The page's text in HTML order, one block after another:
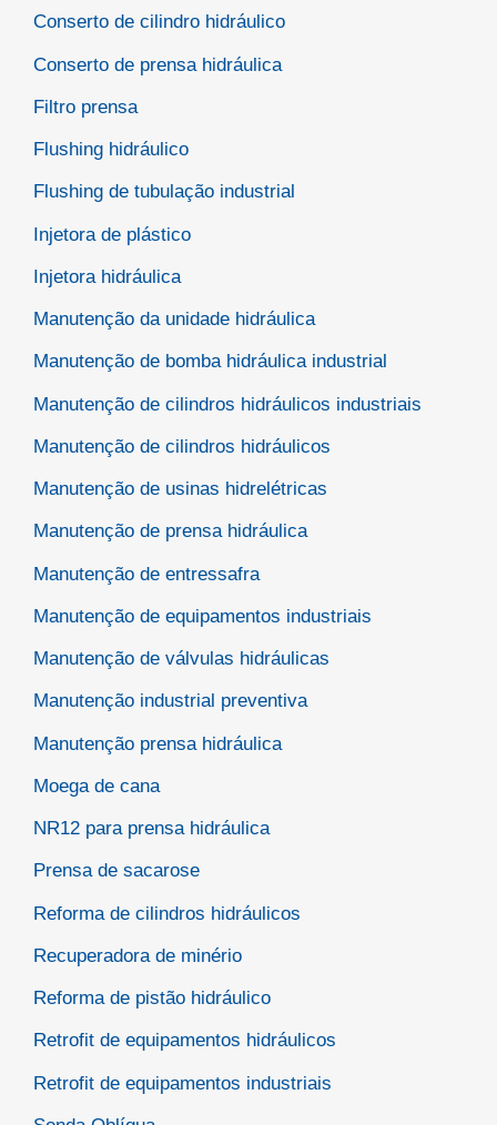
Conserto de cilindro hidráulico
Conserto de prensa hidráulica
Filtro prensa
Flushing hidráulico
Flushing de tubulação industrial
Injetora de plástico
Injetora hidráulica
Manutenção da unidade hidráulica
Manutenção de bomba hidráulica industrial
Manutenção de cilindros hidráulicos industriais
Manutenção de cilindros hidráulicos
Manutenção de usinas hidrelétricas
Manutenção de prensa hidráulica
Manutenção de entressafra
Manutenção de equipamentos industriais
Manutenção de válvulas hidráulicas
Manutenção industrial preventiva
Manutenção prensa hidráulica
Moega de cana
NR12 para prensa hidráulica
Prensa de sacarose
Reforma de cilindros hidráulicos
Recuperadora de minério
Reforma de pistão hidráulico
Retrofit de equipamentos hidráulicos
Retrofit de equipamentos industriais